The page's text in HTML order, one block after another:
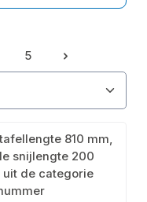
Pagina
5